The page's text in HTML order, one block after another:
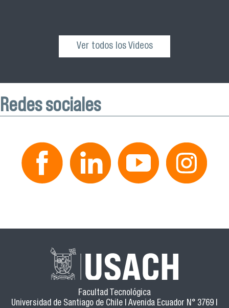
Ver todos los Videos
Redes sociales
Facultad Tecnológica
Universidad de Santiago de Chile | Avenida Ecuador N° 3769 |